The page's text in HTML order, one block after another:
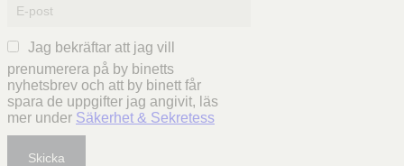
Jag bekräftar att jag vill
prenumerera på by binetts
nyhetsbrev och att by binett får
spara de uppgifter jag angivit, läs
mer under Säkerhet & Sekretess
Skicka